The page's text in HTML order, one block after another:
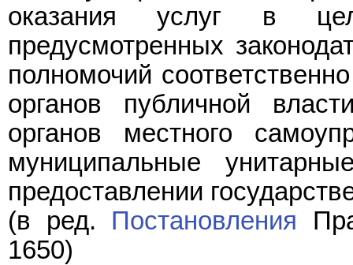
оказания услуг в
предусмотренных
полномочий
органов публичной
органов местного
муниципальные
предоставлении
(в ред. Постановления
1650)